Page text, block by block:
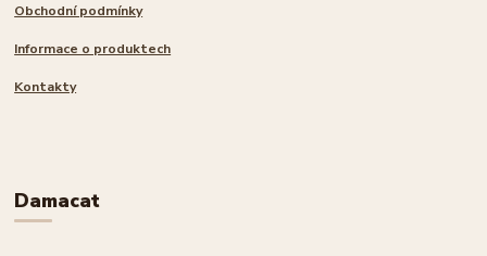
Obchodní podmínky
Informace o produktech
Kontakty
Damacat